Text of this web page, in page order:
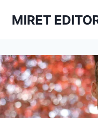
MIRET